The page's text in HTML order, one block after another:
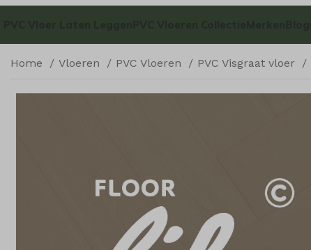
Home Vloeren PVC Vloeren PVC Visgraat vloer